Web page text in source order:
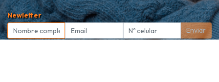
Newletter
Enviar